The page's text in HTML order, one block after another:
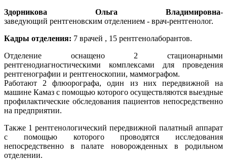
Здорникова Ольга Владимировна-
заведующий рентгеновским отделением - врач-рентгенолог.
Кадры отделения: 7 врачей , 15 рентгенолаборантов.
Отделение оснащено 2 стационарными
рентгенодиагностическими комплексами для проведения
рентгенографии и рентгеноскопии, маммографом.
Работают 2 флюорографа, один из них передвижной на
машине Камаз с помощью которого осуществляются выездные
профилактические обследования пациентов непосредственно
на предприятии.
Также 1 рентгенологический передвижной палатный аппарат
с помощью которого проводятся исследования
непосредственно в палате новорожденных в родильном
отделении.